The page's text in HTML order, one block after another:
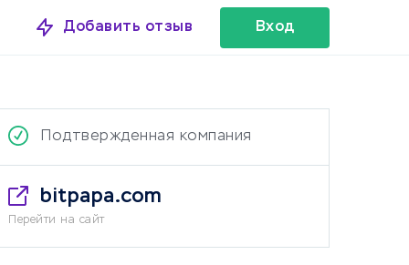
Добавить отзыв Вход
Подтвержденная компания
bitpapa.com
Перейти на сайт